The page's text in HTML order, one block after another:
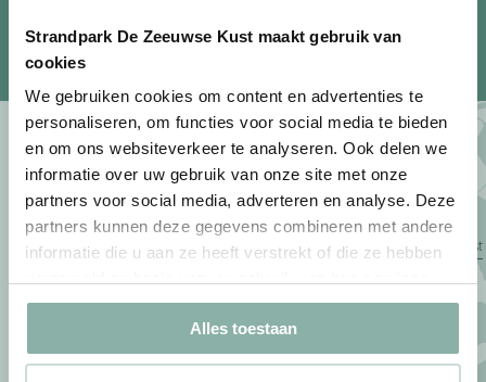
Strandpark De Zeeuwse Kust maakt gebruik van
cookies
We gebruiken cookies om content en advertenties te
personaliseren, om functies voor social media te bieden
en om ons websiteverkeer te analyseren. Ook delen we
informatie over uw gebruik van onze site met onze
partners voor social media, adverteren en analyse. Deze
partners kunnen deze gegevens combineren met andere
informatie die u aan ze heeft verstrekt of die ze hebben
Alles toestaan
Inschrijven nieuwsbrief
Wil je ons iets vragen?
Strandpark De Zeeuwse Kust
Helleweg 8 | 4326 LJ Renesse |
Nederland
info@dezeeuwsekust.eu